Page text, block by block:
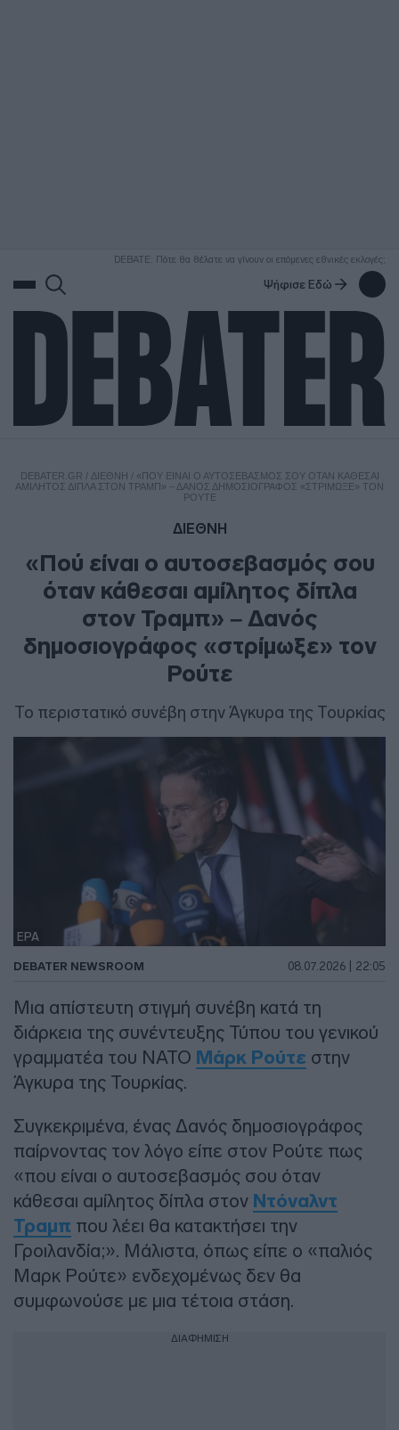
DEBATE: Πότε θα θέλατε να γίνουν οι επόμενες εθνικές εκλογές;
Ψήφισε Εδώ
DEBATER.GR / ΔΙΕΘΝΗ / «ΠΟΎ ΕΊΝΑΙ Ο ΑΥΤΟΣΕΒΑΣΜΌΣ ΣΟΥ ΌΤΑΝ ΚΆΘΕΣΑΙ
ΑΜΊΛΗΤΟΣ ΔΊΠΛΑ ΣΤΟΝ ΤΡΑΜΠ» – ΔΑΝΌΣ ΔΗΜΟΣΙΟΓΡΆΦΟΣ «ΣΤΡΊΜΩΞΕ» ΤΟΝ
ΡΟΎΤΕ
ΔΙΕΘΝΗ
«Πού είναι ο αυτοσεβασμός σου
όταν κάθεσαι αμίλητος δίπλα
στον Τραμπ» – Δανός
δημοσιογράφος «στρίμωξε» τον
Ρούτε
Το περιστατικό συνέβη στην Άγκυρα της Τουρκίας
EPA
DEBATER NEWSROOM 08.07.2026 | 22:05
Μια απίστευτη στιγμή συνέβη κατά τη
διάρκεια της συνέντευξης Τύπου του γενικού
γραμματέα του ΝΑΤΟ Μάρκ Ρούτε στην
Άγκυρα της Τουρκίας.
Συγκεκριμένα, ένας Δανός δημοσιογράφος
παίρνοντας τον λόγο είπε στον Ρούτε πως
«που είναι ο αυτοσεβασμός σου όταν
κάθεσαι αμίλητος δίπλα στον Ντόναλντ
Τραμπ που λέει θα κατακτήσει την
Γροιλανδία;». Μάλιστα, όπως είπε ο «παλιός
Μαρκ Ρούτε» ενδεχομένως δεν θα
συμφωνούσε με μια τέτοια στάση.
ΔΙΑΦΗΜΙΣΗ